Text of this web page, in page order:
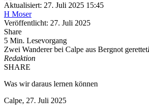
Aktualisiert: 27. Juli 2025 15:45
H Moser
Veröffentlicht: 27. Juli 2025
Share
5 Min. Lesevorgang
Zwei Wanderer bei Calpe aus Bergnot gerettet
Redaktion
SHARE
Was wir daraus lernen können
Calpe, 27. Juli 2025